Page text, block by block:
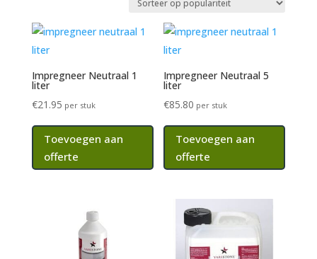
populariteit
Impregneer Neutraal 1
liter
€21.95 per stuk
Toevoegen aan
offerte
Impregneer Neutraal 5
liter
€85.80 per stuk
Toevoegen aan
offerte